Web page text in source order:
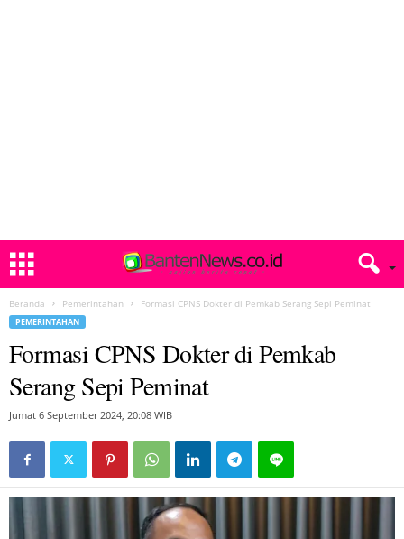
Beranda Pemerintahan Formasi CPNS Dokter di Pemkab Serang Sepi Peminat
PEMERINTAHAN
Formasi CPNS Dokter di Pemkab
Serang Sepi Peminat
Jumat 6 September 2024, 20:08 WIB